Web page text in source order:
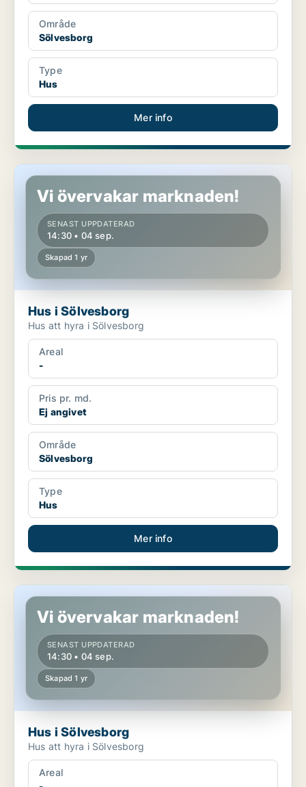
Område
Sölvesborg
Type
Hus
Mer info
Hus i Sölvesborg
Vi övervakar marknaden!
SENAST UPPDATERAD
14:30 • 04 sep.
Skapad 1 yr
Hus i Sölvesborg
Hus att hyra i Sölvesborg
Areal
-
Pris pr. md.
Ej angivet
Område
Sölvesborg
Type
Hus
Mer info
Hus i Sölvesborg
Vi övervakar marknaden!
SENAST UPPDATERAD
14:30 • 04 sep.
Skapad 1 yr
Hus i Sölvesborg
Hus att hyra i Sölvesborg
Areal